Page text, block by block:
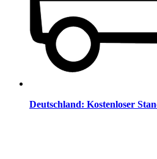
Deutschland: Kostenloser